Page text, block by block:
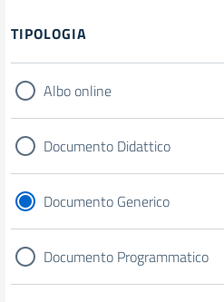
TIPOLOGIA
Albo online
Documento Didattico
Documento Generico
Documento Programmatico